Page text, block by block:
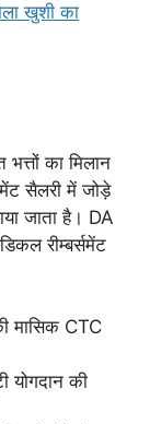
खुशी का
का मिलान
सैलरी में जोड़े
जाता है। DA
रीम्बर्समेंट
मासिक CTC
योगदान की